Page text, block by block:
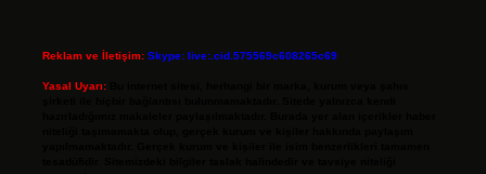
Reklam ve İletişim: Skype: live:.cid.575569c608265c69
Yasal Uyarı: